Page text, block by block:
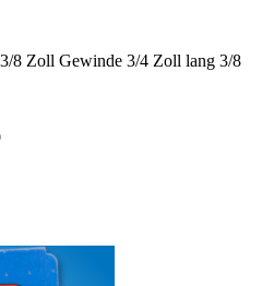
8 Zoll Gewinde 3/4 Zoll lang 3/8